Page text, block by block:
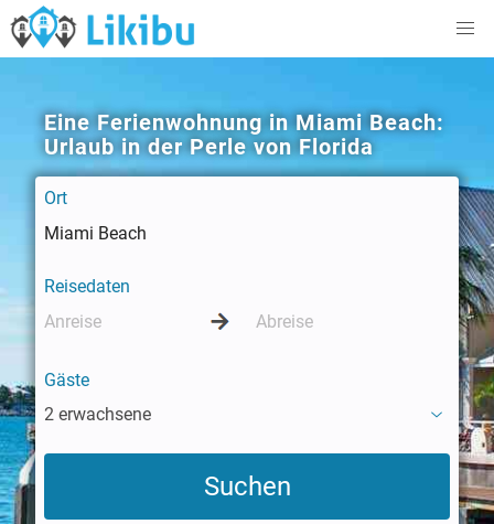
Eine Ferienwohnung in Miami Beach:
Urlaub in der Perle von Florida
Ort
Reisedaten
Gäste
2 erwachsene